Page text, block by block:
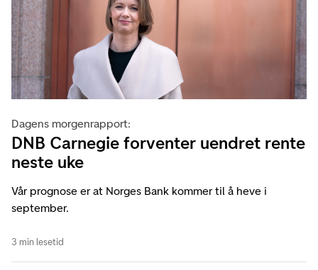
Dagens morgenrapport:
DNB Carnegie forventer uendret rente
neste uke
Vår prognose er at Norges Bank kommer til å heve i
september.
3 min lesetid